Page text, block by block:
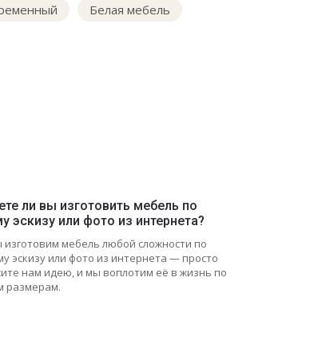
Белая мебель
ли вы изготовить мебель по
эскизу или фото из интернета?
изготовим мебель любой сложности по
эскизу или фото из интернета — просто
нам идею, и мы воплотим её в жизнь по
размерам.